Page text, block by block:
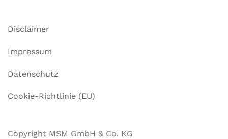
Disclaimer
Impressum
Datenschutz
Cookie-Richtlinie (EU)
Copyright MSM GmbH & Co. KG